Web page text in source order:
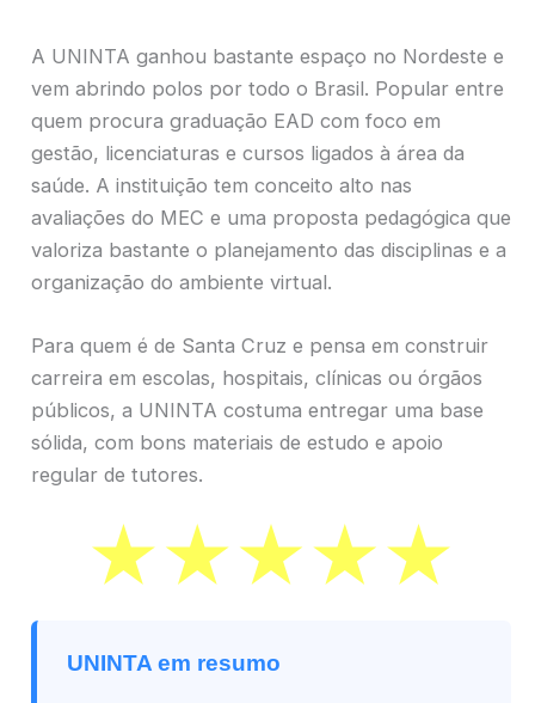
A UNINTA ganhou bastante espaço no Nordeste e
vem abrindo polos por todo o Brasil. Popular entre
quem procura graduação EAD com foco em
gestão, licenciaturas e cursos ligados à área da
saúde. A instituição tem conceito alto nas
avaliações do MEC e uma proposta pedagógica que
valoriza bastante o planejamento das disciplinas e a
organização do ambiente virtual.
Para quem é de Santa Cruz e pensa em construir
carreira em escolas, hospitais, clínicas ou órgãos
públicos, a UNINTA costuma entregar uma base
sólida, com bons materiais de estudo e apoio
regular de tutores.
UNINTA em resumo